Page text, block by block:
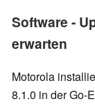
Software -
erwarten
Motorola
8.1.0 in der Go-